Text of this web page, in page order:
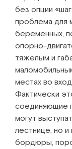
без опции
проблема для
беременных,
опорно-
тяжелым и
местах во
Фактически
соединяющие
могут
лестнице, но
бордюры,